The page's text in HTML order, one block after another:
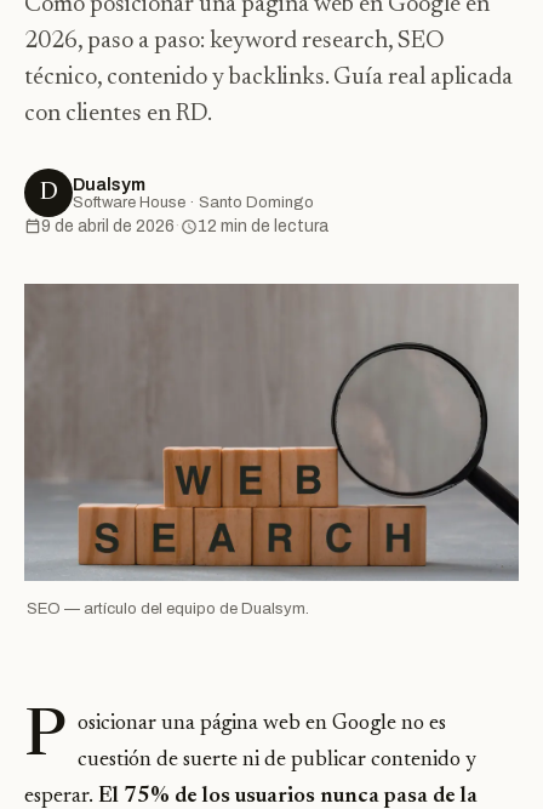
Cómo posicionar una página web en Google en
2026, paso a paso: keyword research, SEO
técnico, contenido y backlinks. Guía real aplicada
con clientes en RD.
D Dualsym
Software House · Santo Domingo
9 de abril de 2026 · 12 min de lectura
SEO — artículo del equipo de Dualsym.
P osicionar una página web en Google no es
cuestión de suerte ni de publicar contenido y
esperar. El 75% de los usuarios nunca pasa de la